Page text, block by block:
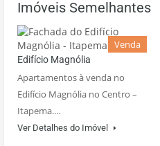
Imóveis Semelhantes
Venda
Edifício Magnólia
Apartamentos à venda no
Edifício Magnólia no Centro –
Itapema.…
Ver Detalhes do Imóvel